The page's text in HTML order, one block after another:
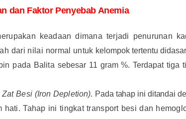
dan Faktor Penyebab Anemia
keadaan dimana terjadi penurunan
dari nilai normal untuk kelompok tertentu
pada Balita sebesar 11 gram %. Terdapattiga
Besi (Iron Depletion). Pada tahap ini ditandai
hati. Tahap ini tingkat transport besi dan